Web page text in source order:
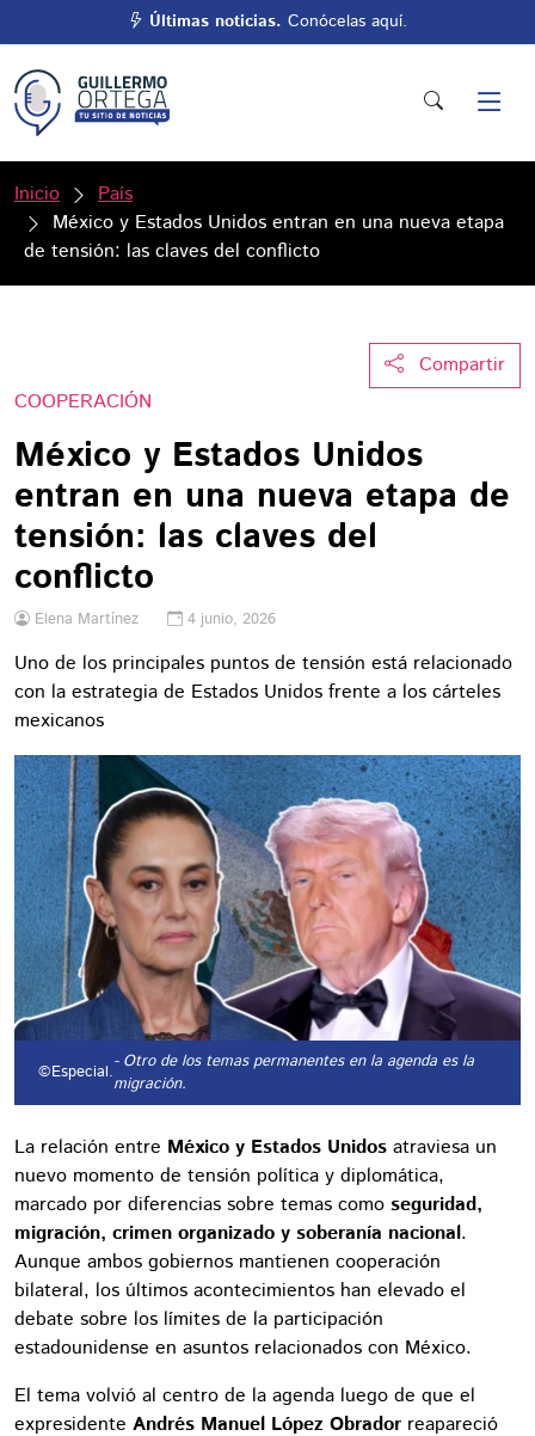
Últimas noticias. Conócelas aquí.
Inicio
País
México y Estados Unidos entran en una nueva etapa
de tensión: las claves del conflicto
Compartir
COOPERACIÓN
México y Estados Unidos
entran en una nueva etapa de
tensión: las claves del
conflicto
Elena Martínez 4 junio, 2026
Uno de los principales puntos de tensión está relacionado
con la estrategia de Estados Unidos frente a los cárteles
mexicanos
©Especial.- Otro de los temas permanentes en la agenda es la
migración.
La relación entre México y Estados Unidos atraviesa un
nuevo momento de tensión política y diplomática,
marcado por diferencias sobre temas como seguridad,
migración, crimen organizado y soberanía nacional.
Aunque ambos gobiernos mantienen cooperación
bilateral, los últimos acontecimientos han elevado el
debate sobre los límites de la participación
estadounidense en asuntos relacionados con México.
El tema volvió al centro de la agenda luego de que el
expresidente Andrés Manuel López Obrador reapareció